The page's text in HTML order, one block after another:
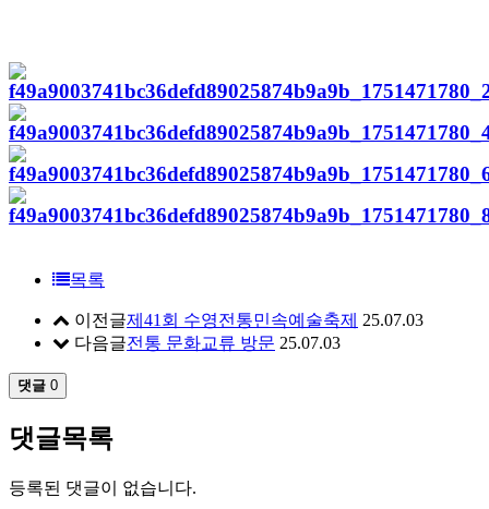
목록
이전글제41회 수영전통민속예술축제 25.07.03
다음글전통 문화교류 방문 25.07.03
댓글 0
댓글목록
등록된 댓글이 없습니다.